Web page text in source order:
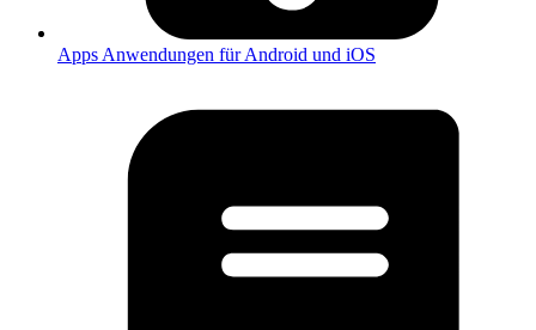
Apps Anwendungen für Android und iOS